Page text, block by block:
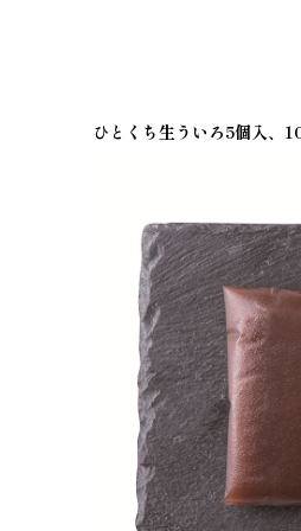
ひとくち生ういろ5個入、